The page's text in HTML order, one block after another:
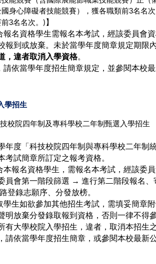
身心障礙者技能競賽），獲各職類前3名名
3名名次。 )】
報名資格學生需報名本考試，經該委員會
報到或放棄。未於當學年度簡章規定期限
， 違者取消入學資格。
依當學年度招生簡章規定，並參閱本校最
學招生
校院四年制及專科學校二年制甄選入學招生
年度「科技校院四年制與專科學校二年制
考試簡章所訂定之報考資格。
本報名資格學生，需報名本考試，經該委
員會第一階段篩選 → 進行第二階段報名
登錄志願序、分發放榜。
學生如欲參加其他招生考試，需填妥簡章
明放棄分發錄取報到資格，否則一律不得
有大學校院入學招生，違者，取消本招生
請依當學年度招生簡章，或參閱本校最新公